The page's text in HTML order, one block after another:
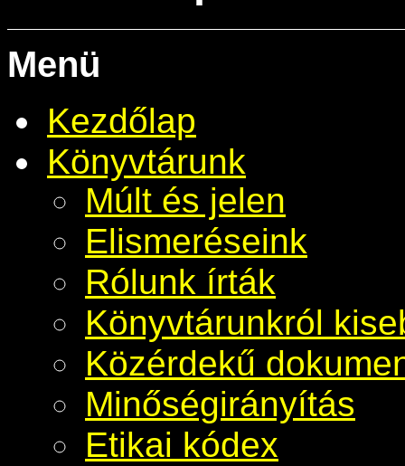
Menü
Kezdőlap
Könyvtárunk
Múlt és jelen
Elismeréseink
Rólunk írták
Könyvtárunkról
Közérdekű
Minőségirányítás
Etikai kódex